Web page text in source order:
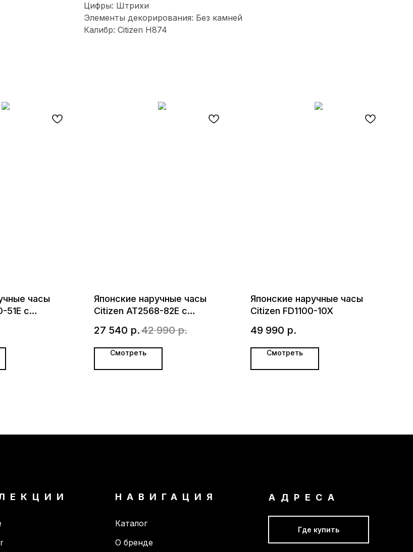
Цифры: Штрихи
Элементы декорирования: Без камней
Калибр: Citizen H874
часы
51E с
Японские наручные часы
Citizen AT2568-82E с
27 540 р.42 990 р.
Смотреть
Японские наручные часы
Citizen FD1100-10X
49 990 р.
Смотреть
О бренде
Каталог
АДРЕСА
НАВИГАЦИЯ
Где купить